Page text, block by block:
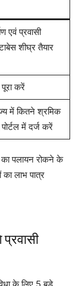
एवं प्रवासी
शीघ्र तैयार
करें
में कितने श्रमिक
में दर्ज करें
पलायन रोकने के
का लाभ पात्र